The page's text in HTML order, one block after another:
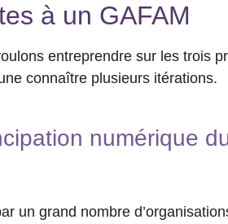
à un GAFAM
entreprendre sur les trois
connaître plusieurs itérations.
numérique
un grand nombre